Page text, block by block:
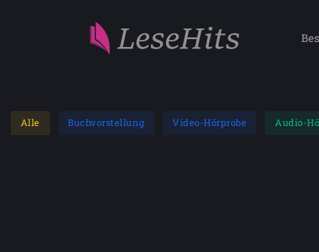
Alle Buchvorstellung Video-Hörprobe Audio-